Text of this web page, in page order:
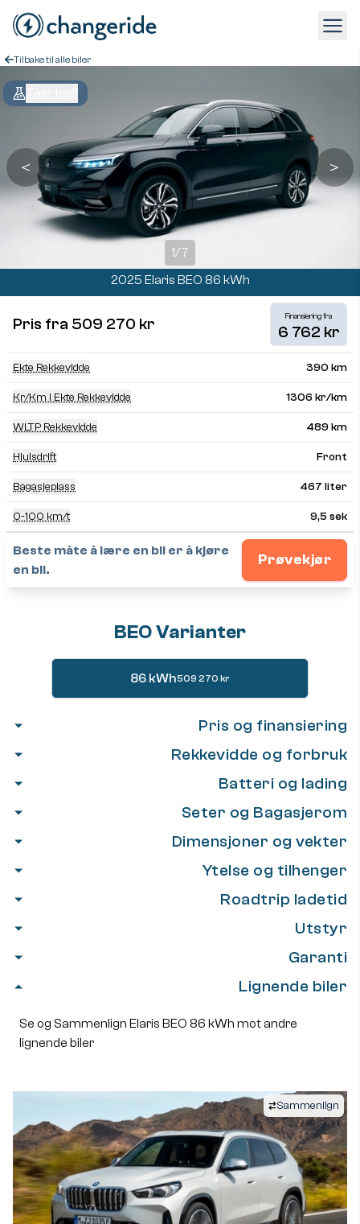
Tilbake til alle biler
＜
1/7
＞
2025 Elaris BEO 86 kWh
Pris fra 509 270 kr Finansiering fra
6 762 kr
Ekte Rekkevidde 390 km
Kr/km I Ekte Rekkevidde 1306 kr/km
WLTP Rekkevidde 489 km
Hjulsdrift Front
Bagasjeplass 467 liter
0-100 km/t 9,5 sek
Beste måte å lære en bil er å kjøre
en bil.
Prøvekjør
BEO Varianter
86 kWh509 270 kr
Pris og finansiering
Rekkevidde og forbruk
Batteri og lading
Seter og Bagasjerom
Dimensjoner og vekter
Ytelse og tilhenger
Roadtrip ladetid
Utstyr
Garanti
Lignende biler
Se og Sammenlign Elaris BEO 86 kWh mot andre
lignende biler
Sammenlign